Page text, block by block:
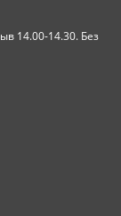
14.00-14.30. Без